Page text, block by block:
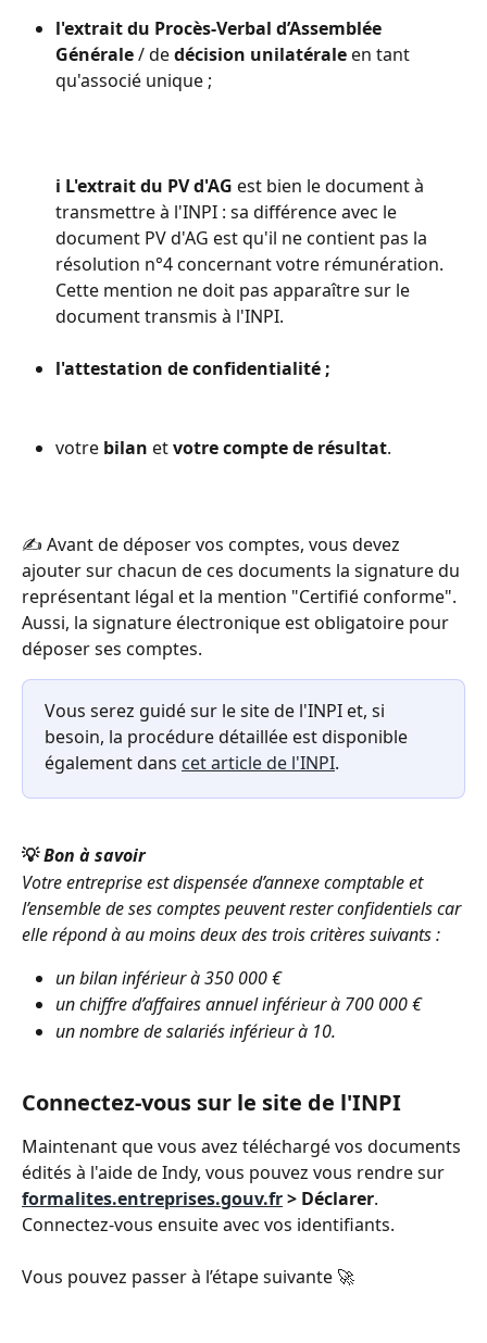
l'extrait du Procès-Verbal d’Assemblée
Générale / de décision unilatérale en tant
qu'associé unique ;
ℹ️ L'extrait du PV d'AG est bien le document à
transmettre à l'INPI : sa différence avec le
document PV d'AG est qu'il ne contient pas la
résolution n°4 concernant votre rémunération.
Cette mention ne doit pas apparaître sur le
document transmis à l'INPI.
l'attestation de confidentialité ;
votre bilan et votre compte de résultat.
✍️ Avant de déposer vos comptes, vous devez
ajouter sur chacun de ces documents la signature du
représentant légal et la mention "Certifié conforme".
Aussi, la signature électronique est obligatoire pour
déposer ses comptes.
Vous serez guidé sur le site de l'INPI et, si
besoin, la procédure détaillée est disponible
également dans cet article de l'INPI.
💡 Bon à savoir
Votre entreprise est dispensée d’annexe comptable et
l’ensemble de ses comptes peuvent rester confidentiels car
elle répond à au moins deux des trois critères suivants :
un bilan inférieur à 350 000 €
un chiffre d’affaires annuel inférieur à 700 000 €
un nombre de salariés inférieur à 10.
Connectez-vous sur le site de l'INPI
Maintenant que vous avez téléchargé vos documents
édités à l'aide de Indy, vous pouvez vous rendre sur
formalites.entreprises.gouv.fr > Déclarer.
Connectez-vous ensuite avec vos identifiants.
Vous pouvez passer à l’étape suivante 🚀